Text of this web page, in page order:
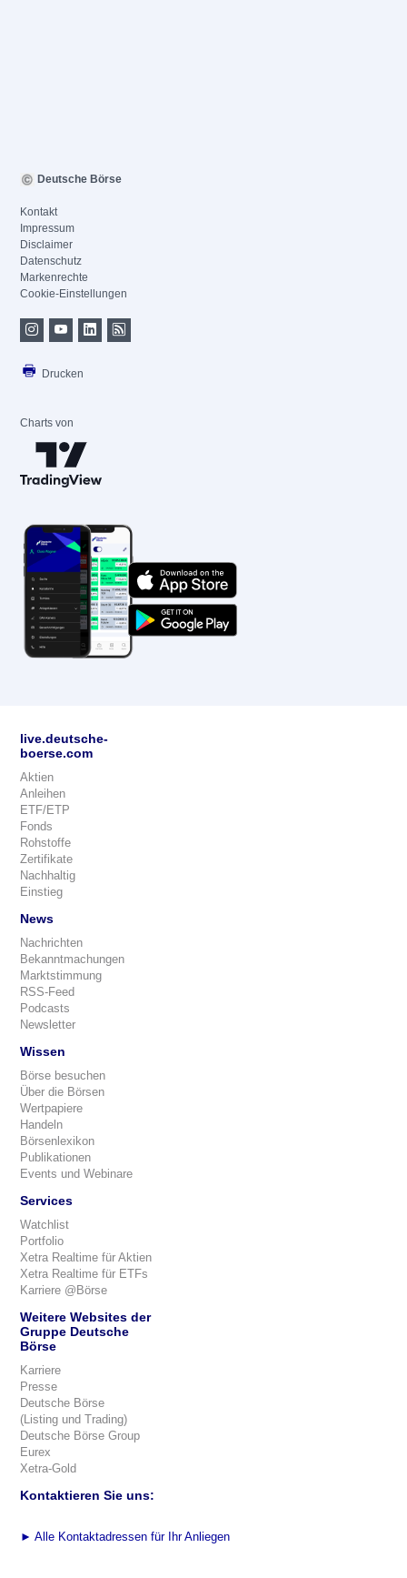
Deutsche Börse
Kontakt
Impressum
Disclaimer
Datenschutz
Markenrechte
Cookie-Einstellungen
Drucken
Charts von
live.deutsche-
boerse.com
Aktien
Anleihen
ETF/ETP
Fonds
Rohstoffe
Zertifikate
Nachhaltig
Einstieg
News
Nachrichten
Bekanntmachungen
Marktstimmung
RSS-Feed
Podcasts
Newsletter
Wissen
Börse besuchen
Über die Börsen
Wertpapiere
Handeln
Börsenlexikon
Publikationen
Events und Webinare
Services
Watchlist
Portfolio
Xetra Realtime für Aktien
Xetra Realtime für ETFs
Karriere @Börse
Weitere Websites der
Gruppe Deutsche
Börse
Karriere
Presse
Deutsche Börse
(Listing und Trading)
Deutsche Börse Group
Eurex
Xetra-Gold
Kontaktieren Sie uns:
► Alle Kontaktadressen für Ihr Anliegen